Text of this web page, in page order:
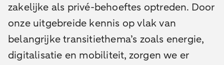
zakelijke als privé-behoeftes optreden. Door
onze uitgebreide kennis op vlak van
belangrijke transitiethema’s zoals energie,
digitalisatie en mobiliteit, zorgen we er